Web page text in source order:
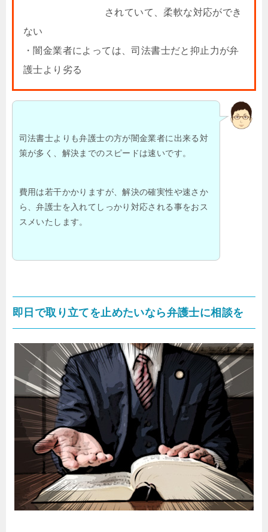
されていて、柔軟な対応ができ
ない
・闇金業者によっては、司法書士だと抑止力が弁
護士より劣る
司法書士よりも弁護士の方が闇金業者に出来る対
策が多く、解決までのスピードは速いです。
費用は若干かかりますが、解決の確実性や速さか
ら、弁護士を入れてしっかり対応される事をおス
スメいたします。
即日で取り立てを止めたいなら弁護士に相談を